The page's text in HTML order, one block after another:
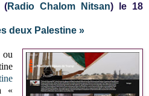
(Radio Chalom Nitsan) le 18
deux Palestine »
«